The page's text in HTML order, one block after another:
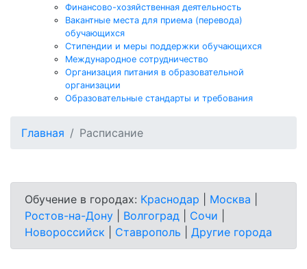
Финансово-хозяйственная деятельность
Вакантные места для приема (перевода)
обучающихся
Стипендии и меры поддержки обучающихся
Международное сотрудничество
Организация питания в образовательной
организации
Образовательные стандарты и требования
Главная Расписание
Обучение в городах: Краснодар Москва
Ростов-на-Дону
Волгоград Сочи
Новороссийск
Ставрополь Другие города